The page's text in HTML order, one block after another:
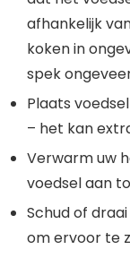
afhankelijk
koken in
spek
Plaats
– het kan
Verwarm uw
voedsel aan
Schud of
om ervoor te